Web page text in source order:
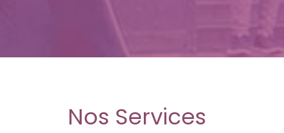
Nos Services